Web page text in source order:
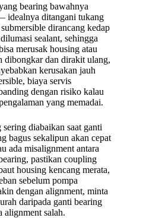
bearing bawahnya
idealnya ditangani tukang
dirancang kedap
sealant, sehingga
merusak housing atau
dibongkar dan dirakit ulang,
kerusakan jauh
biaya servis
dengan risiko kalau
yang memadai.
diabaikan saat ganti
bagus sekalipun akan cepat
ada misalignment antara
pastikan coupling
housing kencang merata,
sebelum pompa
dengan alignment, minta
daripada ganti bearing
alignment salah.